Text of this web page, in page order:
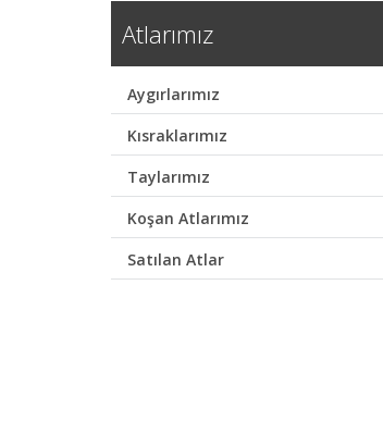
Atlarımız
Aygırlarımız
Kısraklarımız
Taylarımız
Koşan Atlarımız
Satılan Atlar